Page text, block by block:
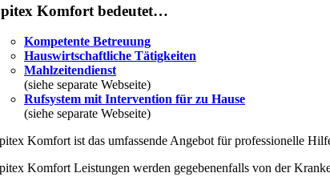
Komfort bedeutet…
Kompetente Betreuung
Hauswirtschaftliche Tätigkeiten
Mahlzeitendienst
(siehe separate Webseite)
Rufsystem mit Intervention für zu Hause
(siehe separate Webseite)
Komfort ist das umfassende Angebot für professionelle
Komfort Leistungen werden gegebenenfalls von der